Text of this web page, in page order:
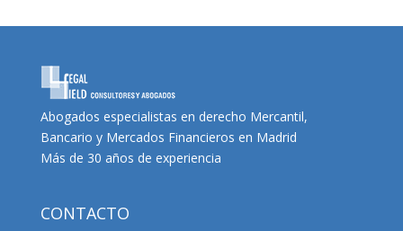
Abogados especialistas en derecho Mercantil,
Bancario y Mercados Financieros en Madrid
Más de 30 años de experiencia
CONTACTO